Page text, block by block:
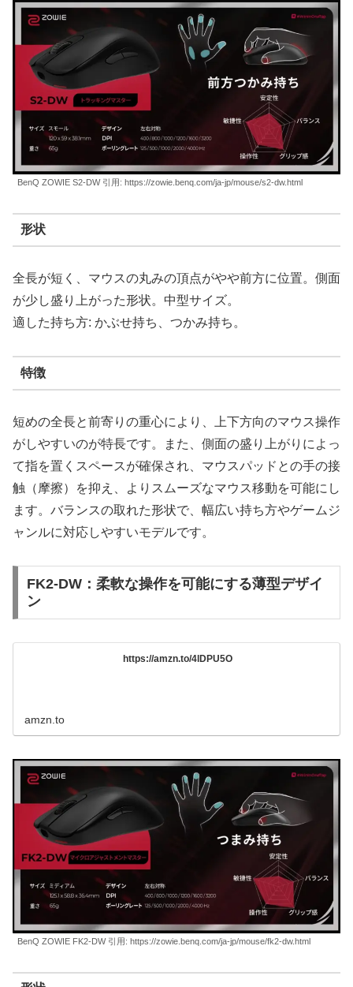
BenQ ZOWIE S2-DW 引用: https://zowie.benq.com/ja-jp/mouse/s2-dw.html
形状
全長が短く、マウスの丸みの頂点がやや前方に位置。側面
が少し盛り上がった形状。中型サイズ。
適した持ち方: かぶせ持ち、つかみ持ち。
特徴
短めの全長と前寄りの重心により、上下方向のマウス操作
がしやすいのが特長です。また、側面の盛り上がりによっ
て指を置くスペースが確保され、マウスパッドとの手の接
触（摩擦）を抑え、よりスムーズなマウス移動を可能にし
ます。バランスの取れた形状で、幅広い持ち方やゲームジ
ャンルに対応しやすいモデルです。
FK2-DW：柔軟な操作を可能にする薄型デザイ
ン
https://amzn.to/4lDPU5O
amzn.to
BenQ ZOWIE FK2-DW 引用: https://zowie.benq.com/ja-jp/mouse/fk2-dw.html